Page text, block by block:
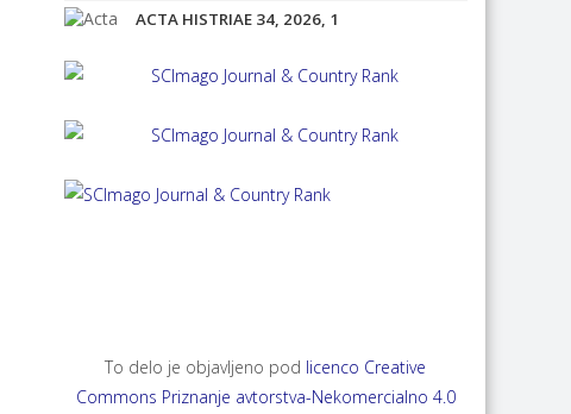
ACTA HISTRIAE 34, 2026, 1
ANNALES, SERIES HISTORIA ET
To delo je objavljeno pod licenco Creative
Commons Priznanje avtorstva-Nekomercialno 4.0